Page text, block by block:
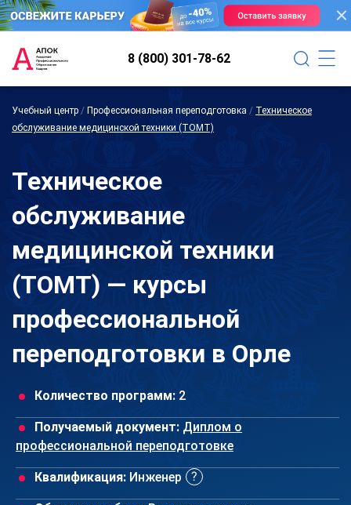
8 (800) 301-78-62
Учебный центр / Профессиональная переподготовка / Техническое
обслуживание медицинской техники (ТОМТ)
Техническое
обслуживание
медицинской техники
(ТОМТ) — курсы
профессиональной
переподготовки в Орле
Количество программ: 2
Получаемый документ: Диплом о
профессиональной переподготовке
Квалификация: Инженер